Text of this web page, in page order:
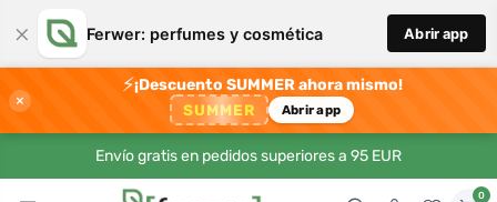
× Ferwer: perfumes y cosmética Abrir app
×
⚡¡Descuento SUMMER ahora mismo!
SUMMER Abrir app
Envío gratis en pedidos superiores a 95 EUR
0